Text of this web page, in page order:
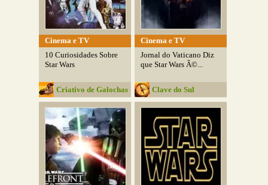
Cinema e TV
10 Curiosidades Sobre
Star Wars
Criativo de Galochas
Cinema e TV
Jornal do Vaticano Diz
que Star Wars Ã©...
Clave do Sul